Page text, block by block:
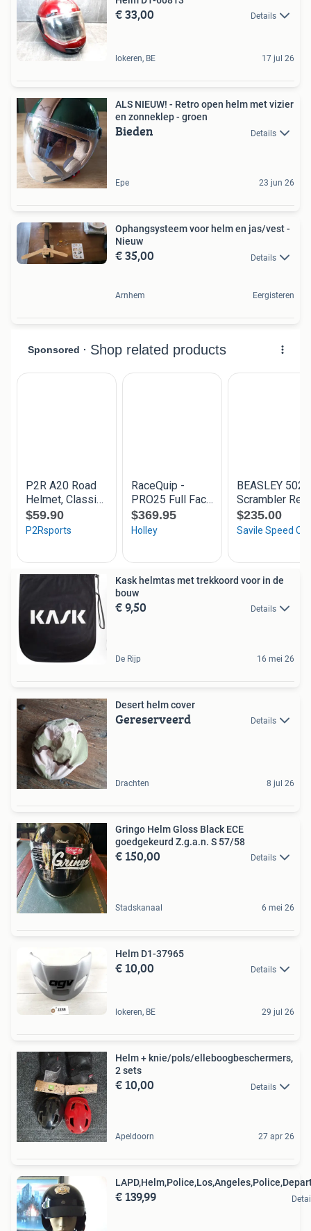
€ 33,00 Details
lokeren, BE 17 jul 26
ALS NIEUW! - Retro open helm met vizier
en zonneklep - groen
Bieden Details
Epe 23 jun 26
Ophangsysteem voor helm en jas/vest -
Nieuw
€ 35,00 Details
Arnhem Eergisteren
Kask helmtas met trekkoord voor in de
bouw
€ 9,50 Details
De Rijp 16 mei 26
Desert helm cover
Gereserveerd Details
Drachten 8 jul 26
Gringo Helm Gloss Black ECE
goedgekeurd Z.g.a.n. S 57/58
€ 150,00 Details
Stadskanaal 6 mei 26
Helm D1-37965
€ 10,00 Details
lokeren, BE 29 jul 26
Helm + knie/pols/elleboogbeschermers,
2 sets
€ 10,00 Details
Apeldoorn 27 apr 26
€ 139,99